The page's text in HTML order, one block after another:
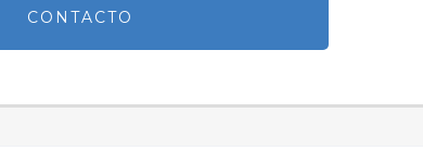
CONTACTO